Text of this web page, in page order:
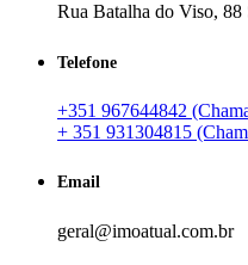
Rua Batalha do Viso, 88
Telefone
+351 967644842
+ 351 931304815
Email
geral@imoatual.com.br